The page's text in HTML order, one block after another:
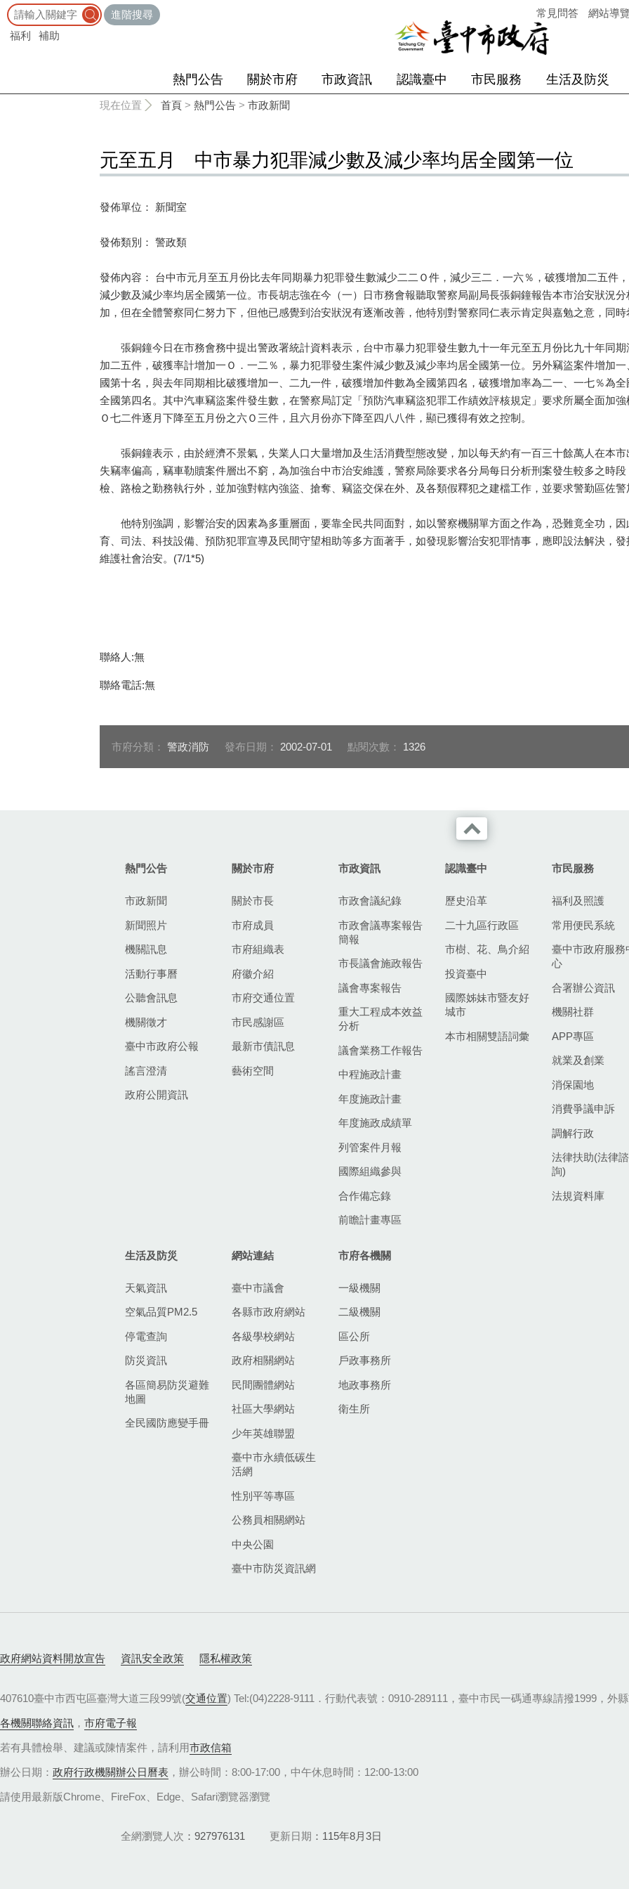
進階搜尋
福利
補助
常見問答 網站導
熱門公告 關於市府 市政資訊 認識臺中 市民服務 生活及防災
現在位置 首頁 > 熱門公告 > 市政新聞
元至五月 中市暴力犯罪減少數及減少率均居全國第一位
發佈單位： 新聞室
發佈類別： 警政類
發佈內容： 台中市元月至五月份比去年同期暴力犯罪發生數減少二二Ｏ件，減少三二．一六％，破獲增加二五件
減少數及減少率均居全國第一位。市長胡志強在今（一）日市務會報聽取警察局副局長張銅鐘報告本市治安狀況
加，但在全體警察同仁努力下，但他已感覺到治安狀況有逐漸改善，他特別對警察同仁表示肯定與嘉勉之意，同
張銅鐘今日在市務會務中提出警政署統計資料表示，台中市暴力犯罪發生數九十一年元至五月份比九十年同期
加二五件，破獲率計增加一Ｏ．一二％，暴力犯罪發生案件減少數及減少率均居全國第一位。另外竊盜案件增加
國第十名，與去年同期相比破獲增加一、二九一件，破獲增加件數為全國第四名，破獲增加率為二一、一七％為
全國第四名。其中汽車竊盜案件發生數，在警察局訂定「預防汽車竊盜犯罪工作績效評核規定」要求所屬全面加
Ｏ七二件逐月下降至五月份之六Ｏ三件，且六月份亦下降至四八八件，顯已獲得有效之控制。
張銅鐘表示，由於經濟不景氣，失業人口大量增加及生活消費型態改變，加以每天約有一百三十餘萬人在本市
失竊率偏高，竊車勒贖案件層出不窮，為加強台中市治安維護，警察局除要求各分局每日分析刑案發生較多之時
檢、路檢之勤務執行外，並加強對轄內強盜、搶奪、竊盜交保在外、及各類假釋犯之建檔工作，並要求警勤區佐
他特別強調，影響治安的因素為多重層面，要靠全民共同面對，如以警察機關單方面之作為，恐難竟全功，因
育、司法、科技設備、預防犯罪宣導及民間守望相助等多方面著手，如發現影響治安犯罪情事，應即設法解決，
維護社會治安。(7/1*5)
聯絡人:無
聯絡電話:無
市府分類： 警政消防 發布日期： 2002-07-01 點閱次數： 1326
熱門公告
市政新聞
新聞照片
機關訊息
活動行事曆
公聽會訊息
機關徵才
臺中市政府公報
謠言澄清
政府公開資訊
關於市府
關於市長
市府成員
市府組織表
府徽介紹
市府交通位置
市民感謝區
最新市債訊息
藝術空間
市政資訊
市政會議紀錄
市政會議專案報告
簡報
市長議會施政報告
議會專案報告
重大工程成本效益
分析
議會業務工作報告
中程施政計畫
年度施政計畫
年度施政成績單
列管案件月報
國際組織參與
合作備忘錄
前瞻計畫專區
認識臺中
歷史沿革
二十九區行政區
市樹、花、鳥介紹
投資臺中
國際姊妹市暨友好
城市
本市相關雙語詞彙
市民服務
福利及照護
常用便民系統
臺中市政府服務
心
合署辦公資訊
機關社群
APP專區
就業及創業
消保園地
消費爭議申訴
調解行政
法律扶助(法律諮
詢)
法規資料庫
生活及防災
天氣資訊
空氣品質PM2.5
停電查詢
防災資訊
各區簡易防災避難
地圖
全民國防應變手冊
網站連結
臺中市議會
各縣市政府網站
各級學校網站
政府相關網站
民間團體網站
社區大學網站
少年英雄聯盟
臺中市永續低碳生
活網
性別平等專區
公務員相關網站
中央公園
臺中市防災資訊網
市府各機關
一級機關
二級機關
區公所
戶政事務所
地政事務所
衛生所
政府網站資料開放宣告 資訊安全政策 隱私權政策
407610臺中市西屯區臺灣大道三段99號(交通位置) Tel:(04)2228-9111．行動代表號：0910-289111，臺中市民一碼通專線請撥1999，外
各機關聯絡資訊 ， 市府電子報
若有具體檢舉、建議或陳情案件，請利用市政信箱
辦公日期： 政府行政機關辦公日曆表 ，辦公時間：8:00-17:00，中午休息時間：12:00-13:00
請使用最新版Chrome、FireFox、Edge、Safari瀏覽器瀏覽
全網瀏覽人次 927976131 更新日期 115年8月3日